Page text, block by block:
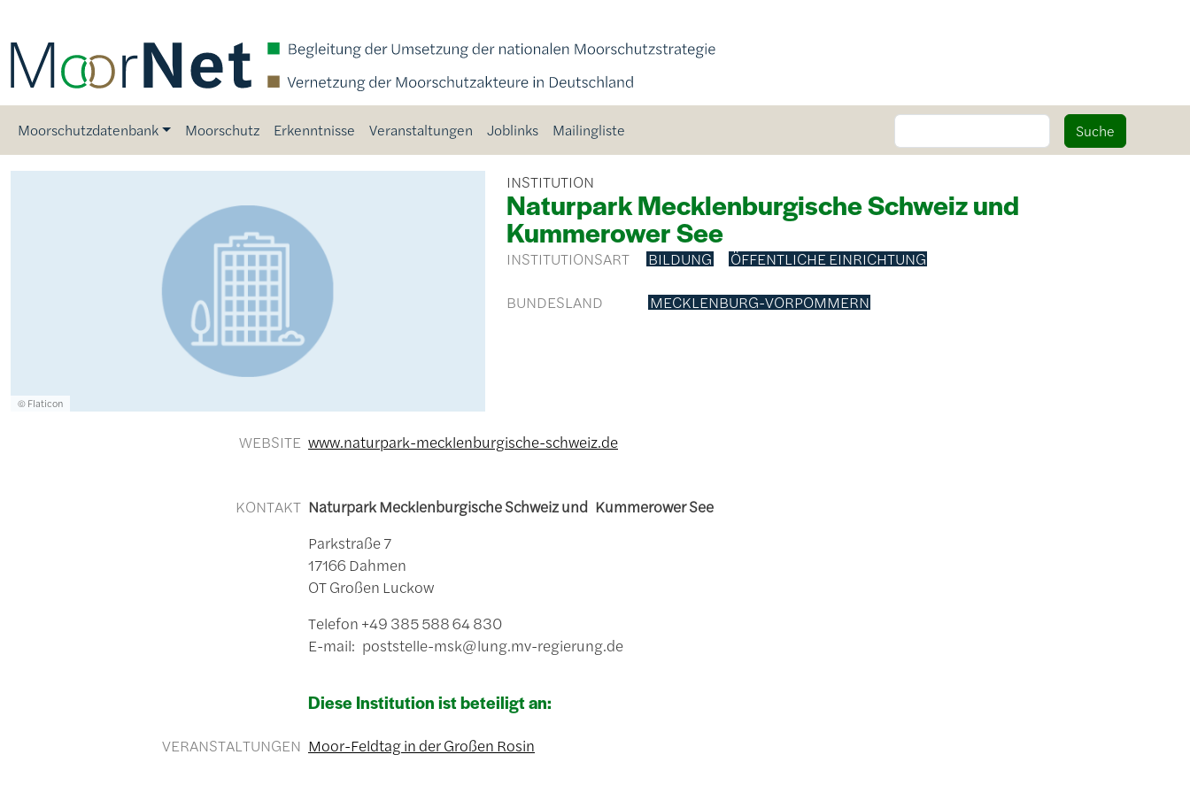
Main navigation
Moorschutzdatenbank Moorschutz Erkenntnisse Veranstaltungen Joblinks Mailingliste Suche Suche
Lizenzinformationen einschließlich Urheberrecht
© Flaticon
INSTITUTION
Naturpark Mecklenburgische Schweiz und
Kummerower See
INSTITUTIONSART BILDUNG ÖFFENTLICHE EINRICHTUNG
BUNDESLAND MECKLENBURG-VORPOMMERN
WEBSITE www.naturpark-mecklenburgische-schweiz.de
KONTAKT Naturpark Mecklenburgische Schweiz und Kummerower See
Parkstraße 7
17166 Dahmen
OT Großen Luckow
Telefon +49 385 588 64 830
E-mail: poststelle-msk@lung.mv-regierung.de
Diese Institution ist beteiligt an:
VERANSTALTUNGEN Moor-Feldtag in der Großen Rosin